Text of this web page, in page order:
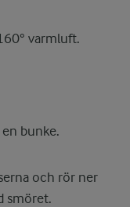
varmluft.
bunke.
och rör ner
smöret.